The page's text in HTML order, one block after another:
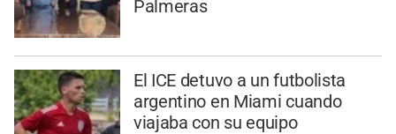
Palmeras
El ICE detuvo a un futbolista
argentino en Miami cuando
viajaba con su equipo